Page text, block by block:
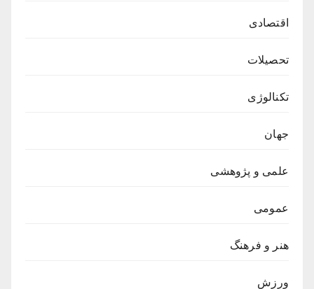
اقتصادی
تحصیلات
تکنالوژی
جهان
علمی و پژوهشی
عمومی
هنر و فرهنگ
ورزش